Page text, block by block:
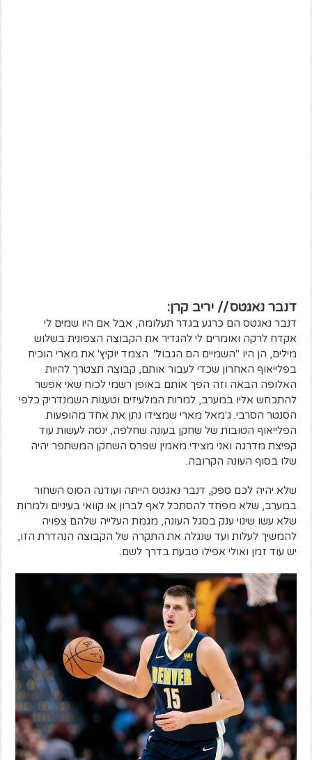
דנבר נאגטס // יריב קרן:
דנבר נאגטס הם כרגע בגדר תעלומה, אבל אם היו שמים לי
אקדח לרקה ואומרים לי להגדיר את הקבוצה הצפונית בשלוש
מילים, הן היו "השמיים הם הגבול". הצמד יוקיץ' את מארי הוכיח
בפלייאוף האחרון שכדי לעבור אותם, קבוצה תצטרך להיות
האלופה הבאה וזה הפך אותם באופן רשמי לכוח שאי אפשר
להתכחש אליו במערב, למרות המלעיזים וטענות השמנדריק כלפי
הסנטר הסרבי. ג'מאל מארי שמצידו נתן את אחד מהופעות
הפלייאוף הטובות של שחקן בעונה שחלפה, ינסה לעשות עוד
קפיצת מדרגה ואני מצידי מאמין שפרס השחקן המשתפר יהיה
שלו בסוף העונה הקרובה.
שלא יהיה לכם ספק, דנבר נאגטס הייתה ועודנה הסוס השחור
במערב, שלא מפחד להסתכל לאף לברון או קוואי בעיניים ולמרות
שלא עשו שינוי ענק בסגל העונה, מגמת העלייה שלהם צפויה
להמשיך לעלות ועד שנגלה את התקרה של הקבוצה הנהדרת הזו,
יש עוד זמן ואולי אפילו טבעת בדרך לשם.